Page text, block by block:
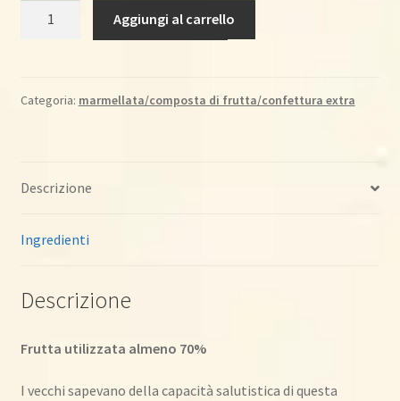
340gr
Aggiungi al carrello
Categoria: marmellata/composta di frutta/confettura extra
Descrizione
Ingredienti
Descrizione
Frutta utilizzata almeno 70%
I vecchi sapevano della capacità salutistica di questa